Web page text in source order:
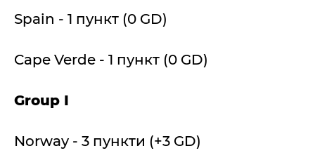
Spain - 1 пункт (0 GD)
Cape Verde - 1 пункт (0 GD)
Group I
Norway - 3 пункти (+3 GD)